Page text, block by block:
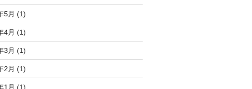
5月 (1)
4月 (1)
3月 (1)
2月 (1)
1月 (1)